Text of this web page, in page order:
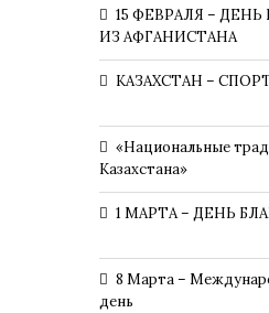
15 ФЕВРАЛЯ –
ИЗ АФГАНИСТАНА
КАЗАХСТАН –
«Национальные
Казахстана»
1 МАРТА – ДЕНЬ
8 Марта –
день